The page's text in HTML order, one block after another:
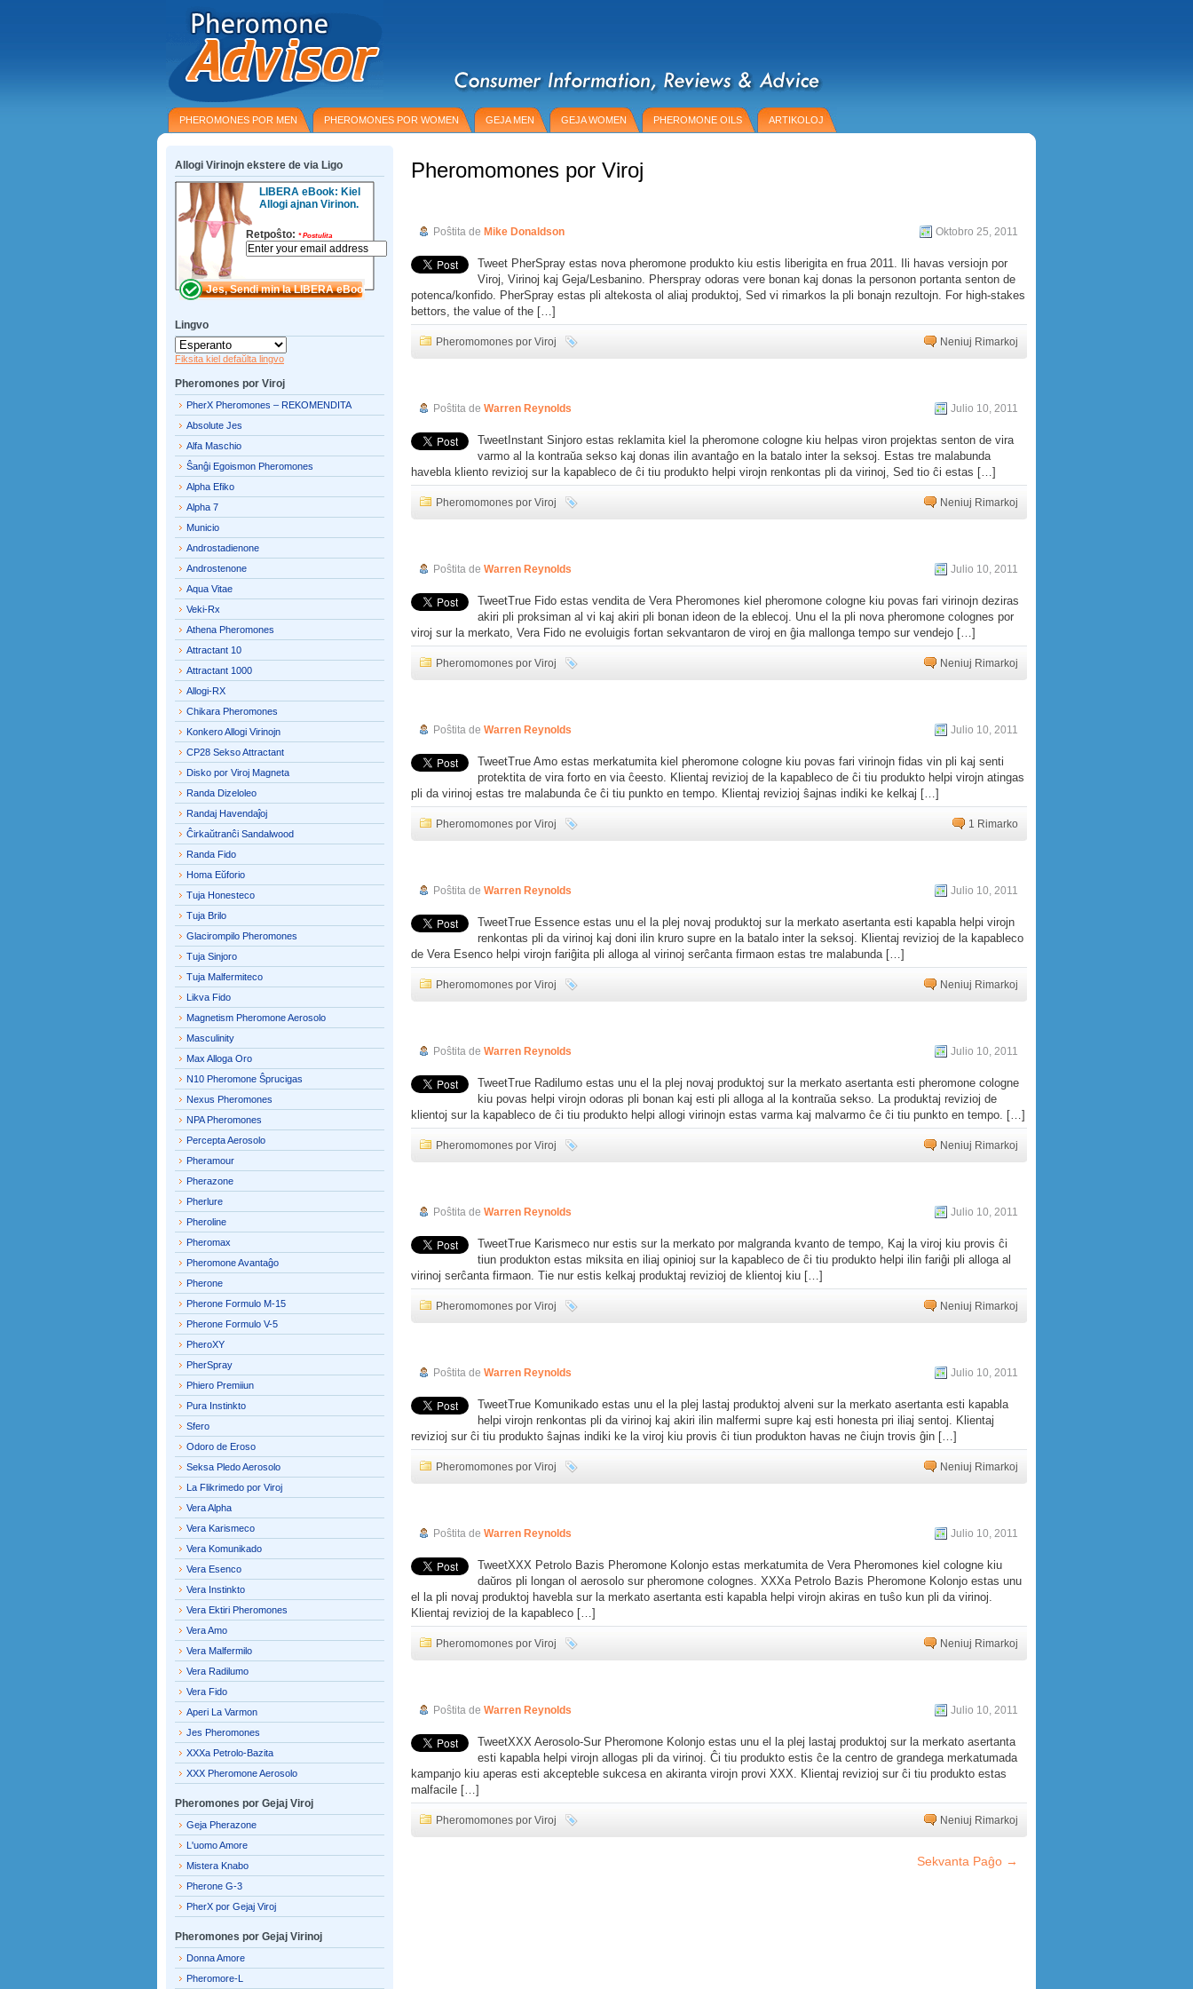
PHEROMONES POR MEN PHEROMONES POR WOMEN GEJA MEN GEJA WOMEN PHEROMONE OILS ARTIKOLOJ
Pheromomones por Viroj
Poŝtita de Mike Donaldson Oktobro 25, 2011
Tweet PherSpray estas nova pheromone produkto kiu estis liberigita en frua 2011. Ili havas versiojn por
Viroj, Virinoj kaj Geja/Lesbanino. Pherspray odoras vere bonan kaj donas la personon portanta senton de
potenca/konfido. PherSpray estas pli altekosta ol aliaj produktoj, Sed vi rimarkos la pli bonajn rezultojn. For high-stakes
bettors, the value of the […]
Pheromomones por Viroj Neniuj Rimarkoj
Poŝtita de Warren Reynolds Julio 10, 2011
TweetInstant Sinjoro estas reklamita kiel la pheromone cologne kiu helpas viron projektas senton de vira
varmo al la kontraŭa sekso kaj donas ilin avantaĝo en la batalo inter la seksoj. Estas tre malabunda
havebla kliento revizioj sur la kapableco de ĉi tiu produkto helpi virojn renkontas pli da virinoj, Sed tio ĉi estas […]
Pheromomones por Viroj Neniuj Rimarkoj
Poŝtita de Warren Reynolds Julio 10, 2011
TweetTrue Fido estas vendita de Vera Pheromones kiel pheromone cologne kiu povas fari virinojn deziras
akiri pli proksiman al vi kaj akiri pli bonan ideon de la eblecoj. Unu el la pli nova pheromone colognes por
viroj sur la merkato, Vera Fido ne evoluigis fortan sekvantaron de viroj en ĝia mallonga tempo sur vendejo […]
Pheromomones por Viroj Neniuj Rimarkoj
Poŝtita de Warren Reynolds Julio 10, 2011
TweetTrue Amo estas merkatumita kiel pheromone cologne kiu povas fari virinojn fidas vin pli kaj senti
protektita de vira forto en via ĉeesto. Klientaj revizioj de la kapableco de ĉi tiu produkto helpi virojn atingas
pli da virinoj estas tre malabunda ĉe ĉi tiu punkto en tempo. Klientaj revizioj ŝajnas indiki ke kelkaj […]
Pheromomones por Viroj 1 Rimarko
Poŝtita de Warren Reynolds Julio 10, 2011
TweetTrue Essence estas unu el la plej novaj produktoj sur la merkato asertanta esti kapabla helpi virojn
renkontas pli da virinoj kaj doni ilin kruro supre en la batalo inter la seksoj. Klientaj revizioj de la kapableco
de Vera Esenco helpi virojn fariĝita pli alloga al virinoj serĉanta firmaon estas tre malabunda […]
Pheromomones por Viroj Neniuj Rimarkoj
Poŝtita de Warren Reynolds Julio 10, 2011
TweetTrue Radilumo estas unu el la plej novaj produktoj sur la merkato asertanta esti pheromone cologne
kiu povas helpi virojn odoras pli bonan kaj esti pli alloga al la kontraŭa sekso. La produktaj revizioj de
klientoj sur la kapableco de ĉi tiu produkto helpi allogi virinojn estas varma kaj malvarmo ĉe ĉi tiu punkto en tempo. […]
Pheromomones por Viroj Neniuj Rimarkoj
Poŝtita de Warren Reynolds Julio 10, 2011
TweetTrue Karismeco nur estis sur la merkato por malgranda kvanto de tempo, Kaj la viroj kiu provis ĉi
tiun produkton estas miksita en iliaj opinioj sur la kapableco de ĉi tiu produkto helpi ilin fariĝi pli alloga al
virinoj serĉanta firmaon. Tie nur estis kelkaj produktaj revizioj de klientoj kiu […]
Pheromomones por Viroj Neniuj Rimarkoj
Poŝtita de Warren Reynolds Julio 10, 2011
TweetTrue Komunikado estas unu el la plej lastaj produktoj alveni sur la merkato asertanta esti kapabla
helpi virojn renkontas pli da virinoj kaj akiri ilin malfermi supre kaj esti honesta pri iliaj sentoj. Klientaj
revizioj sur ĉi tiu produkto ŝajnas indiki ke la viroj kiu provis ĉi tiun produkton havas ne ĉiujn trovis ĝin […]
Pheromomones por Viroj Neniuj Rimarkoj
Poŝtita de Warren Reynolds Julio 10, 2011
TweetXXX Petrolo Bazis Pheromone Kolonjo estas merkatumita de Vera Pheromones kiel cologne kiu
daŭros pli longan ol aerosolo sur pheromone colognes. XXXa Petrolo Bazis Pheromone Kolonjo estas unu
el la pli novaj produktoj havebla sur la merkato asertanta esti kapabla helpi virojn akiras en tuŝo kun pli da virinoj.
Klientaj revizioj de la kapableco […]
Pheromomones por Viroj Neniuj Rimarkoj
Poŝtita de Warren Reynolds Julio 10, 2011
TweetXXX Aerosolo-Sur Pheromone Kolonjo estas unu el la plej lastaj produktoj sur la merkato asertanta
esti kapabla helpi virojn allogas pli da virinoj. Ĉi tiu produkto estis ĉe la centro de grandega merkatumada
kampanjo kiu aperas esti akcepteble sukcesa en akiranta virojn provi XXX. Klientaj revizioj sur ĉi tiu produkto estas
malfacile […]
Pheromomones por Viroj Neniuj Rimarkoj
Sekvanta Paĝo →
Allogi Virinojn ekstere de via Ligo
LIBERA eBook: Kiel
Allogi ajnan Virinon.
Retpoŝto: *Postulita
Lingvo
Fiksita kiel defaŭlta lingvo
Pheromones por Viroj
PherX Pheromones – REKOMENDITA
Absolute Jes
Alfa Maschio
Ŝanĝi Egoismon Pheromones
Alpha Efiko
Alpha 7
Municio
Androstadienone
Androstenone
Aqua Vitae
Veki-Rx
Athena Pheromones
Attractant 10
Attractant 1000
Allogi-RX
Chikara Pheromones
Konkero Allogi Virinojn
CP28 Sekso Attractant
Disko por Viroj Magneta
Randa Dizeloleo
Randaj Havendaĵoj
Ĉirkaŭtranĉi Sandalwood
Randa Fido
Homa Eŭforio
Tuja Honesteco
Tuja Brilo
Glacirompilo Pheromones
Tuja Sinjoro
Tuja Malfermiteco
Likva Fido
Magnetism Pheromone Aerosolo
Masculinity
Max Alloga Oro
N10 Pheromone Ŝprucigas
Nexus Pheromones
NPA Pheromones
Percepta Aerosolo
Pheramour
Pherazone
Pherlure
Pheroline
Pheromax
Pheromone Avantaĝo
Pherone
Pherone Formulo M-15
Pherone Formulo V-5
PheroXY
PherSpray
Phiero Premiiun
Pura Instinkto
Sfero
Odoro de Eroso
Seksa Pledo Aerosolo
La Flikrimedo por Viroj
Vera Alpha
Vera Karismeco
Vera Komunikado
Vera Esenco
Vera Instinkto
Vera Ektiri Pheromones
Vera Amo
Vera Malfermilo
Vera Radilumo
Vera Fido
Aperi La Varmon
Jes Pheromones
XXXa Petrolo-Bazita
XXX Pheromone Aerosolo
Pheromones por Gejaj Viroj
Geja Pherazone
L'uomo Amore
Mistera Knabo
Pherone G-3
PherX por Gejaj Viroj
Pheromones por Gejaj Virinoj
Donna Amore
Pheromore-L